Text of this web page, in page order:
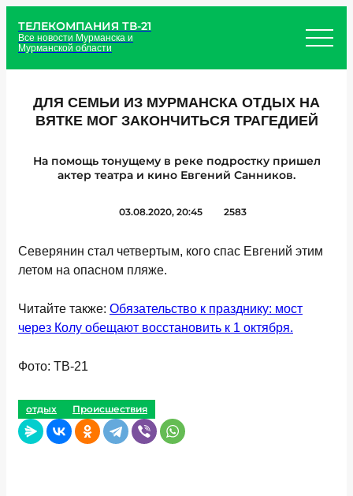
ТЕЛЕКОМПАНИЯ ТВ-21
Все новости Мурманска и
Мурманской области
ДЛЯ СЕМЬИ ИЗ МУРМАНСКА ОТДЫХ НА
ВЯТКЕ МОГ ЗАКОНЧИТЬСЯ ТРАГЕДИЕЙ
На помощь тонущему в реке подростку пришел
актер театра и кино Евгений Санников.
03.08.2020, 20:45 2583
Северянин стал четвертым, кого спас Евгений этим
летом на опасном пляже.
Читайте также: Обязательство к празднику: мост
через Колу обещают восстановить к 1 октября.
Фото: ТВ-21
отдых Происшествия